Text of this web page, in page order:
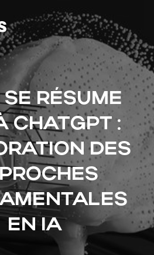
RÉSUME
CHATGPT :
DES
EN IA